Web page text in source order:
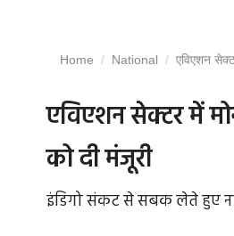
Home National एविएशन
एविएशन सेक्टर में
को दी मंजूरी
इंडिगो संकट से सबक लेते हुए